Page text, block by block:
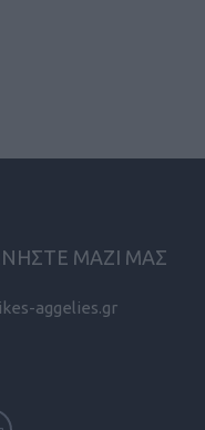
ΜΑΖΙ ΜΑΣ
aggelies.gr